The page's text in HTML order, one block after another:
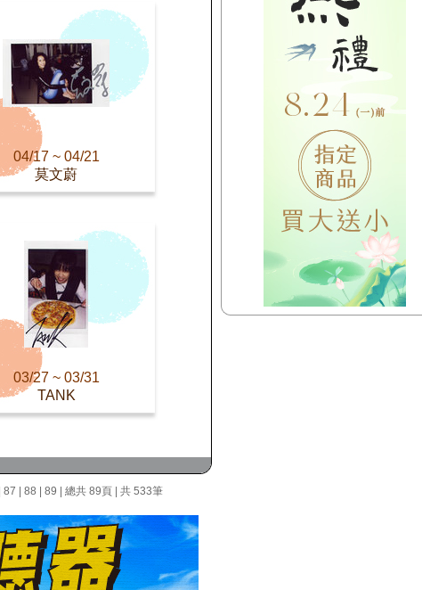
04/17 ~ 04/21
莫文蔚
03/27 ~ 03/31
TANK
87 88 89 | 總共 89頁 | 共 533筆
(花東)早安東台灣